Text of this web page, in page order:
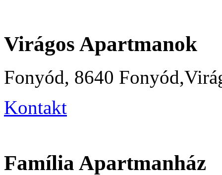
Virágos Apartmanok
Fonyód, 8640
Kontakt
Família Apartmanház